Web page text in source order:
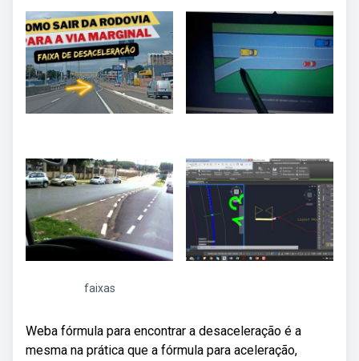
faixas
Weba fórmula para encontrar a desaceleração é a
mesma na prática que a fórmula para aceleração,